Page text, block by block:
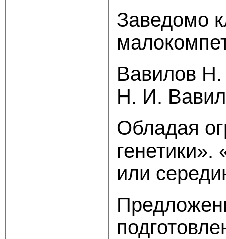
Заведомо
Вавилов Н.
Н. И.
Обладая
или